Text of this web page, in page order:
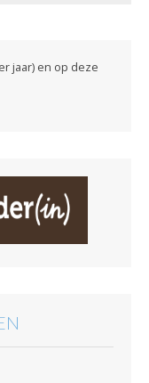
jaar) en op deze